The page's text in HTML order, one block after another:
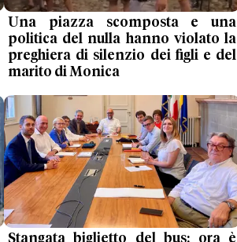
Una piazza scomposta e una
politica del nulla hanno violato la
preghiera di silenzio dei figli e del
marito di Monica
Stangata biglietto del bus: ora è